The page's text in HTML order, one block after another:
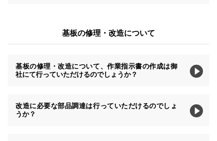
基板の修理・改造について
基板の修理・改造について、作業指示書の作成は御
社にて行っていただけるのでしょうか？
改造に必要な部品調達は行っていただけるのでしょ
うか？